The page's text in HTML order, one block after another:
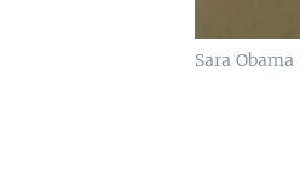
Sara Obama